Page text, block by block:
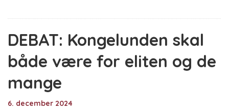
DEBAT: Kongelunden skal
både være for eliten og de
mange
6. december 2024